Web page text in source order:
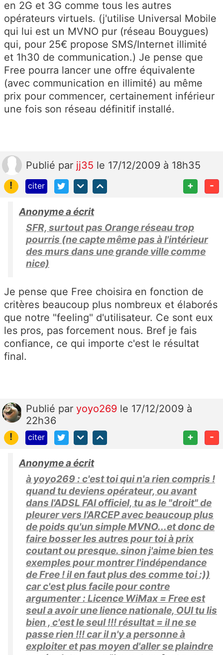
en 2G et 3G comme tous les autres
opérateurs virtuels. (j'utilise Universal Mobile
qui lui est un MVNO pur (réseau Bouygues)
qui, pour 25€ propose SMS/Internet illimité
et 1h30 de communication.) Je pense que
Free pourra lancer une offre équivalente
(avec communication en illimité) au même
prix pour commencer, certainement inférieur
une fois son réseau définitif installé.
Publié par jj35 le 17/12/2009 à 18h35
!
citer + -
Anonyme a écrit
SFR, surtout pas Orange réseau trop
pourris (ne capte même pas à l'intérieur
des murs dans une grande ville comme
nice)
Je pense que Free choisira en fonction de
critères beaucoup plus nombreux et élaborés
que notre "feeling" d'utilisateur. Ce sont eux
les pros, pas forcement nous. Bref je fais
confiance, ce qui importe c'est le résultat
final.
Publié par yoyo269 le 17/12/2009 à
22h36
!
citer + -
Anonyme a écrit
à yoyo269 : c'est toi qui n'a rien compris !
quand tu deviens opérateur, ou avant
dans l'ADSL FAI officiel, tu as le "droit" de
pleurer vers l'ARCEP avec beaucoup plus
de poids qu'un simple MVNO...et donc de
faire bosser les autres pour toi à prix
coutant ou presque. sinon j'aime bien tes
exemples pour montrer l'indépendance
de Free ! il en faut plus des comme toi :))
car c'est plus facile pour contre
argumenter : Licence WiMax = Free est
seul a avoir une lience nationale, OUI tu lis
bien , c'est le seul !!! résultat = il ne se
passe rien !!! car il n'y a personne à
exploiter et pas moyen d'aller se plaindre